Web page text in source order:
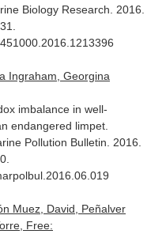
Biology Research . 2016.
Ingraham, Georgina
imbalance in well-
endangered limpet.
Pollution Bulletin . 2016.
Muez, David, Peñalver
Free: